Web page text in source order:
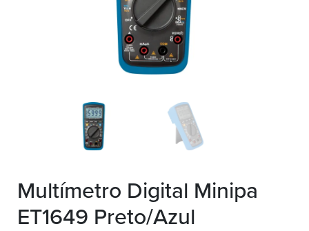
Multímetro Digital Minipa
ET1649 Preto/Azul